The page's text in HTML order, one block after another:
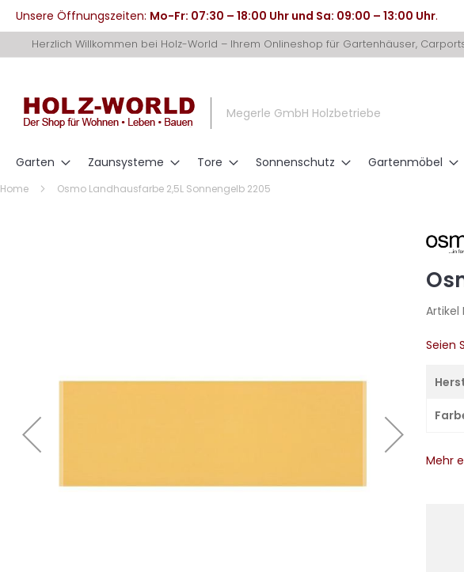
Unsere Öffnungszeiten: Mo-Fr: 07:30 – 18:00 Uhr und Sa: 09:00 – 13:00 Uhr.
zum
Herzlich Willkommen bei Holz-World – Ihrem Onlineshop für Gartenhäuser,
Megerle GmbH Holzbetriebe
Garten Zaunsysteme Tore Sonnenschutz Gartenmöbel
Home Osmo Landhausfarbe 2,5L Sonnengelb 2205
Artikel
Seien
Mehr